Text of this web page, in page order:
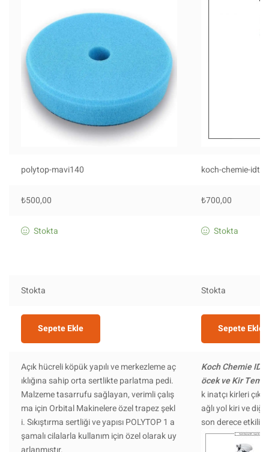
polytop-mavi140 koch-chemie-idt
₺500,00 ₺700,00
Stokta Stokta
Stokta Stokta
Sepete Ekle Sepete Ekle
Açık hücreli köpük yapılı ve merkezleme aç
ıklığına sahip orta sertlikte parlatma pedi.
Malzeme tasarrufu sağlayan, verimli çalış
ma için Orbital Makinelere özel trapez şekl
i. Sıkıştırma sertliği ve yapısı POLYTOP 1 a
şamalı cilalarla kullanım için özel olarak uy
Koch Chemie
öcek ve Kir
k inatçı kirleri
ağlı yol kiri ve
son derece